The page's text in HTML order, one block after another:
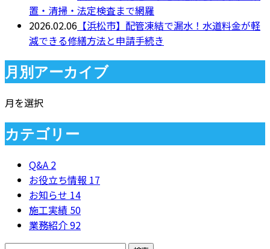
置・清掃・法定検査まで網羅
2026.02.06 【浜松市】配管凍結で漏水！水道料金が軽
減できる修繕方法と申請手続き
月別アーカイブ
月を選択
カテゴリー
Q&A 2
お役立ち情報 17
お知らせ 14
施工実績 50
業務紹介92